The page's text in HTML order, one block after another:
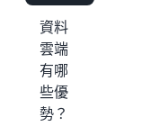
資料
雲端
有哪
些優
勢？